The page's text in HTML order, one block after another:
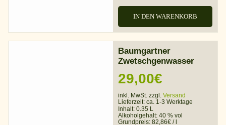
IN DEN WARENKORB
Baumgartner
Zwetschgenwasser
29,00€
inkl. MwSt. zzgl. Versand
Lieferzeit: ca. 1-3 Werktage
Inhalt: 0.35 L
Alkoholgehalt: 40 % vol
Grundpreis: 82,86€ /l